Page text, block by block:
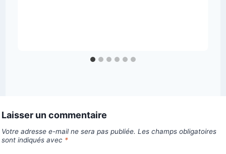
Laisser un commentaire
Votre adresse e-mail ne sera pas publiée. Les champs obligatoires
sont indiqués avec *